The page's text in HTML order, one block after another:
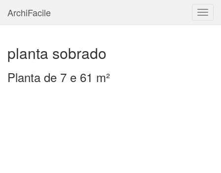
ArchiFacile
planta sobrado
Planta de 7 e 61 m²